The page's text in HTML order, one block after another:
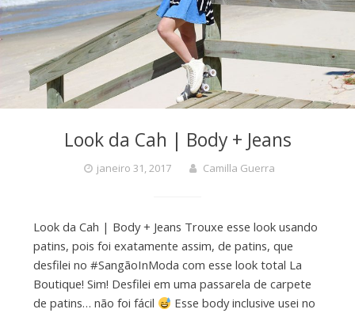
Look da Cah | Body + Jeans
janeiro 31, 2017 Camilla Guerra
Look da Cah | Body + Jeans Trouxe esse look usando
patins, pois foi exatamente assim, de patins, que
desfilei no #SangãoInModa com esse look total La
Boutique! Sim! Desfilei em uma passarela de carpete
de patins… não foi fácil
Esse body inclusive usei no